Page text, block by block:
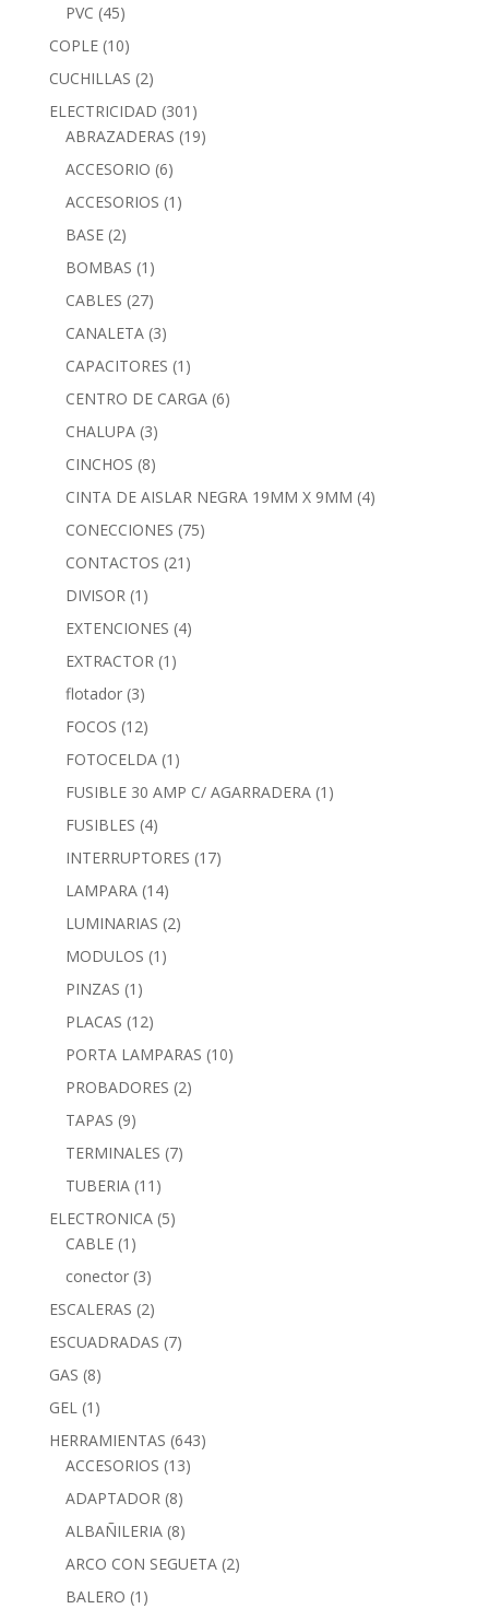
PVC (45)
COPLE (10)
CUCHILLAS (2)
ELECTRICIDAD (301)
ABRAZADERAS (19)
ACCESORIO (6)
ACCESORIOS (1)
BASE (2)
BOMBAS (1)
CABLES (27)
CANALETA (3)
CAPACITORES (1)
CENTRO DE CARGA (6)
CHALUPA (3)
CINCHOS (8)
CINTA DE AISLAR NEGRA 19MM X 9MM (4)
CONECCIONES (75)
CONTACTOS (21)
DIVISOR (1)
EXTENCIONES (4)
EXTRACTOR (1)
flotador (3)
FOCOS (12)
FOTOCELDA (1)
FUSIBLE 30 AMP C/ AGARRADERA (1)
FUSIBLES (4)
INTERRUPTORES (17)
LAMPARA (14)
LUMINARIAS (2)
MODULOS (1)
PINZAS (1)
PLACAS (12)
PORTA LAMPARAS (10)
PROBADORES (2)
TAPAS (9)
TERMINALES (7)
TUBERIA (11)
ELECTRONICA (5)
CABLE (1)
conector (3)
ESCALERAS (2)
ESCUADRADAS (7)
GAS (8)
GEL (1)
HERRAMIENTAS (643)
ACCESORIOS (13)
ADAPTADOR (8)
ALBAÑILERIA (8)
ARCO CON SEGUETA (2)
BALERO (1)